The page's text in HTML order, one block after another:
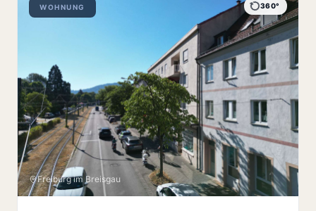
WOHNUNG 360°
Freiburg im Breisgau